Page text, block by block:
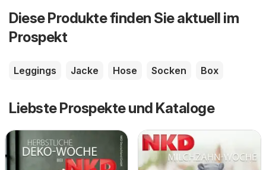
Diese Produkte finden Sie aktuell im
Prospekt
Leggings Jacke Hose Socken Box
Liebste Prospekte und Kataloge